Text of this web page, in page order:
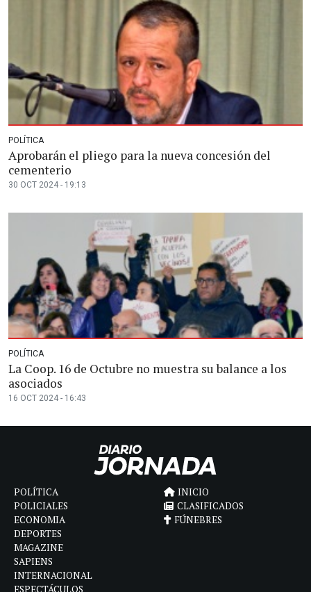
POLÍTICA
Aprobarán el pliego para la nueva concesión del
cementerio
30 OCT 2024 - 19:13
POLÍTICA
La Coop. 16 de Octubre no muestra su balance a los
asociados
16 OCT 2024 - 16:43
POLÍTICA
POLICIALES
ECONOMIA
DEPORTES
MAGAZINE
SAPIENS
INTERNACIONAL
ESPECTÁCULOS
INICIO
CLASIFICADOS
FÚNEBRES